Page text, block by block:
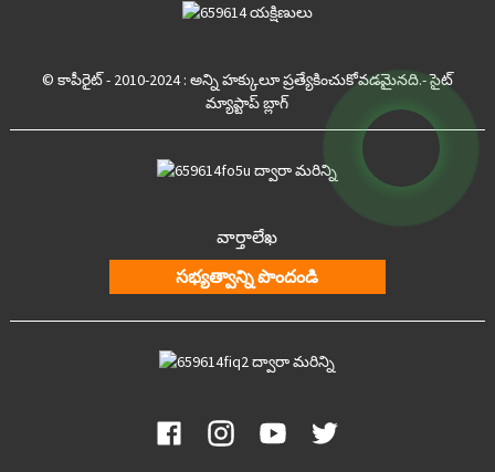
© కాపీరైట్ - 2010-2024 : అన్ని హక్కులూ ప్రత్యేకించుకోవడమైనది.- సైట్
మ్యాప్టాప్ బ్లాగ్
వార్తాలేఖ
సభ్యత్వాన్ని పొందండి